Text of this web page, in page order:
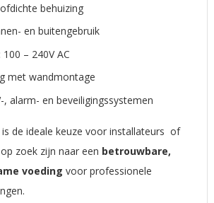
behuizing
en buitengebruik
– 240V AC
met wandmontage
, alarm- en beveiligingssystemen
is de ideale keuze voor installateurs of
zoek zijn naar een betrouwbare,
voeding voor professionele